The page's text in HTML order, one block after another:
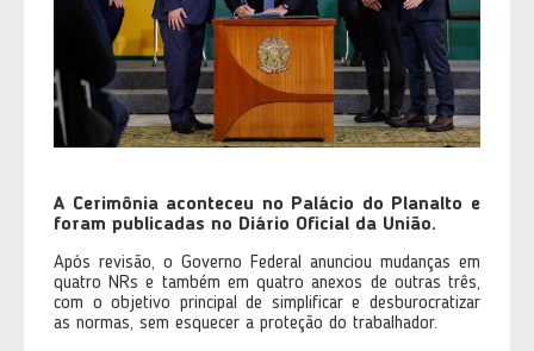
A Cerimônia aconteceu no Palácio do Planalto e
foram publicadas no Diário Oficial da União.
Após revisão, o Governo Federal anunciou mudanças em
quatro NRs e também em quatro anexos de outras três,
com o objetivo principal de simplificar e desburocratizar
as normas, sem esquecer a proteção do trabalhador.